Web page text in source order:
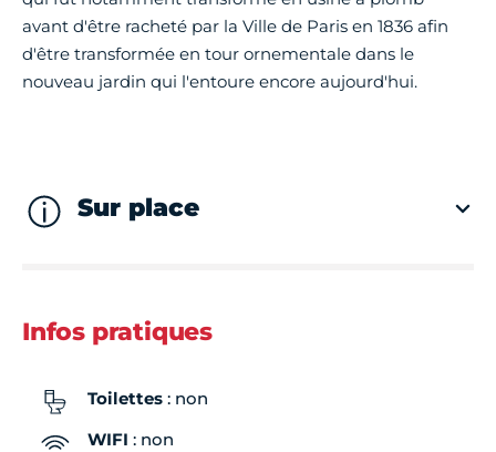
Vendredi Fermé
Samedi
avant d'être racheté par la Ville de Paris en 1836 afin
d'être transformée en tour ornementale dans le
nouveau jardin qui l'entoure encore aujourd'hui.
Sur place
Infos pratiques
Toilettes : non
WIFI : non